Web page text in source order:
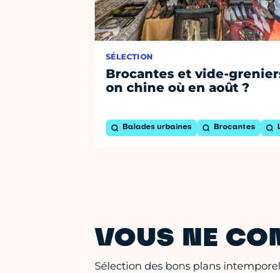
SÉLECTION
Brocantes et vide-
on chine où en août ?
Balades urbaines Brocantes
VOUS NE
Sélection des bons plans